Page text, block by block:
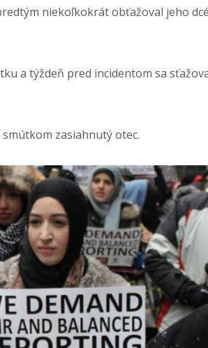
niekoľkokrát obťažoval jeho
a týždeň pred incidentom sa
smútkom zasiahnutý otec.